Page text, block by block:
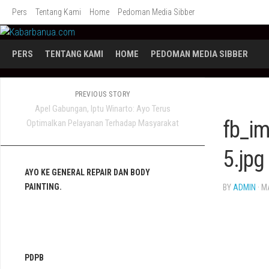
Skip
content
Pers Tentang Kami Home Pedoman Media Sibber
PERS TENTANG KAMI HOME PEDOMAN MEDIA SIBBER
5.jpg
BY ADMIN ·
PREVIOUS STORY
Apel Gabungan, Iptu Winarto: Ayo Terus
Optimalkan Pelayanan Terhadap Masyarakat
AYO KE GENERAL REPAIR DAN BODY
PAINTING.
PDPB